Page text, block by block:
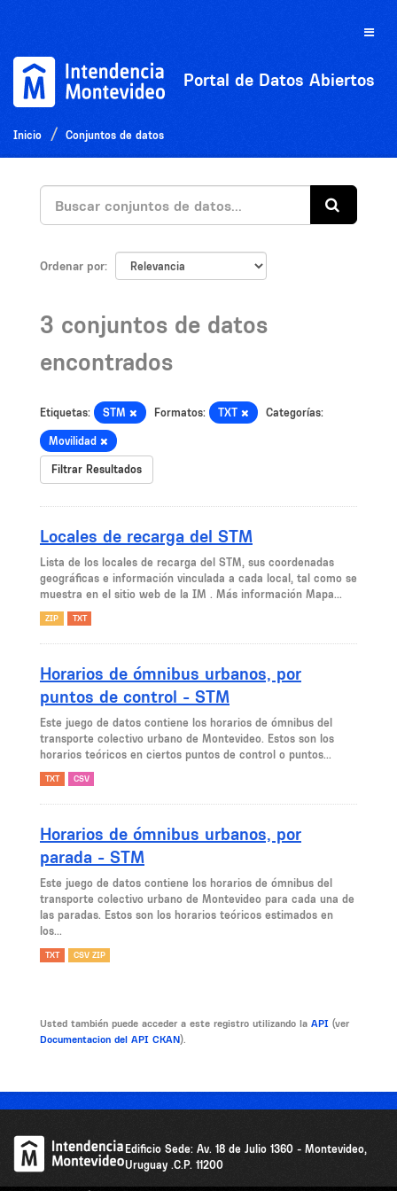
Toggle
Portal de Datos Abiertos
Inicio Conjuntos de datos
Ordenar por
3 conjuntos de datos
encontrados
Etiquetas: STM Formatos: TXT Categorías:
Movilidad
Filtrar Resultados
Locales de recarga del STM
Lista de los locales de recarga del STM, sus coordenadas
geográficas e información vinculada a cada local, tal como se
muestra en el sitio web de la IM . Más información Mapa...
ZIP TXT
Horarios de ómnibus urbanos, por
puntos de control - STM
Este juego de datos contiene los horarios de ómnibus del
transporte colectivo urbano de Montevideo. Estos son los
horarios teóricos en ciertos puntos de control o puntos...
TXT CSV
Horarios de ómnibus urbanos, por
parada - STM
Este juego de datos contiene los horarios de ómnibus del
transporte colectivo urbano de Montevideo para cada una de
las paradas. Estos son los horarios teóricos estimados en
los...
TXT CSV ZIP
Usted también puede acceder a este registro utilizando la API (ver
Documentacion del API CKAN).
Edificio Sede: Av. 18 de Julio 1360 - Montevideo,
Uruguay .C.P. 11200